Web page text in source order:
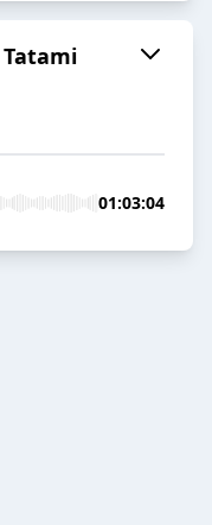
Tatami
01:03:04